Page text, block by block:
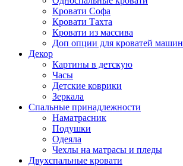
Кровати Софа
Кровати Тахта
Кровати из массива
Доп опции для кроватей машин
Декор
Картины в детскую
Часы
Детские коврики
Зеркала
Спальные принадлежности
Наматрасник
Подушки
Одеяла
Чехлы на матрасы и пледы
Двухспальные кровати